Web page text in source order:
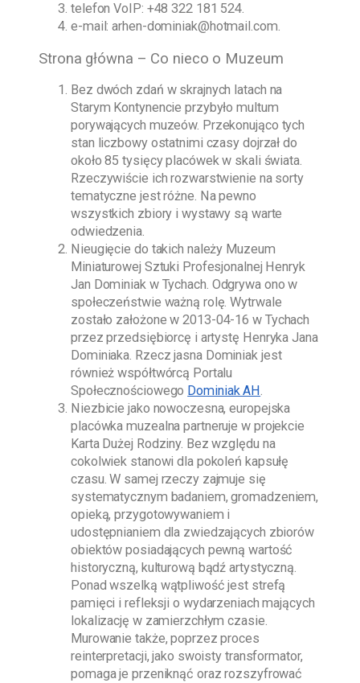
telefon VoIP: +48 322 181 524.
e-mail:arhen-dominiak@hotmail.com.
Strona główna – Co nieco o Muzeum
Bez dwóch zdań w skrajnych latach na
Starym Kontynencie przybyło multum
porywających muzeów. Przekonująco tych
stan liczbowy ostatnimi czasy dojrzał do
około 85 tysięcy placówek w skali świata.
Rzeczywiście ich rozwarstwienie na sorty
tematyczne jest różne. Na pewno
wszystkich zbiory i wystawy są warte
odwiedzenia.
Nieugięcie do takich należy Muzeum
Miniaturowej Sztuki Profesjonalnej Henryk
Jan Dominiak w Tychach. Odgrywa ono w
społeczeństwie ważną rolę. Wytrwale
zostało założone w2013-04-16 w Tychach
przez przedsiębiorcę i artystę Henryka Jana
Dominiaka. Rzecz jasna Dominiakjest
również współtwórcą Portalu
Społecznościowego Dominiak AH.
Niezbicie jako nowoczesna, europejska
placówka muzealna partneruje w projekcie
Karta Dużej Rodziny. Bez względu na
cokolwiek stanowi dla pokoleń kapsułę
czasu. W samej rzeczy zajmuje się
systematycznym badaniem, gromadzeniem,
opieką, przygotowywaniem i
udostępnianiem dla zwiedzających zbiorów
obiektów posiadających pewną wartość
historyczną, kulturową bądź artystyczną.
Ponad wszelką wątpliwość jest strefą
pamięci i refleksji o wydarzeniach mających
lokalizację w zamierzchłym czasie.
Murowanie także, poprzez proces
reinterpretacji, jako swoisty transformator,
pomaga je przeniknąć oraz rozszyfrować